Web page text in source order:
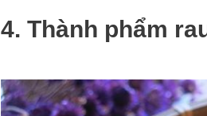
4. Thành phẩm